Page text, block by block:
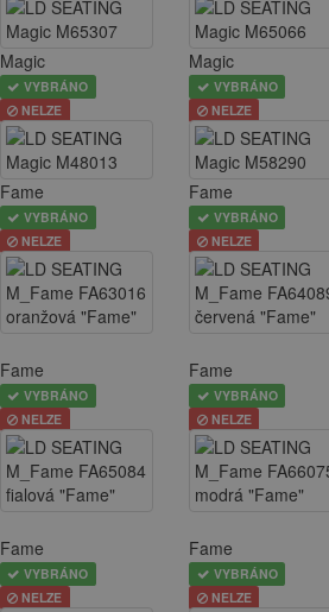
Magic
VYBRÁNO
NELZE
Magic
VYBRÁNO
NELZE
Fame
VYBRÁNO
NELZE
Fame
VYBRÁNO
NELZE
Fame
VYBRÁNO
NELZE
Fame
VYBRÁNO
NELZE
Fame
VYBRÁNO
NELZE
Fame
VYBRÁNO
NELZE